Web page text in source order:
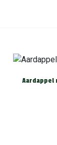
Aardappel